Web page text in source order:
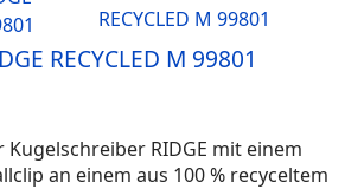
RECYCLED M 99801
Kugelschreiber RIDGE mit einem
an einem aus 100 % recyceltem